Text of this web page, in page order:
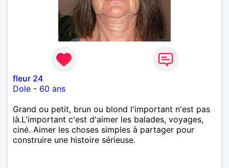
fleur 24
Dole - 60 ans
Grand ou petit, brun ou blond l'important n'est pas
là.L'important c'est d'aimer les balades, voyages,
ciné. Aimer les choses simples à partager pour
construire une histoire sérieuse.